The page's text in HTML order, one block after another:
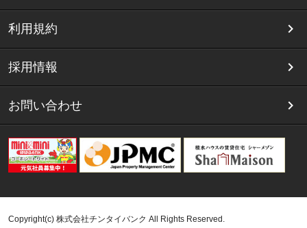
利用規約
採用情報
お問い合わせ
Copyright(c) 株式会社チンタイバンク All Rights Reserved.